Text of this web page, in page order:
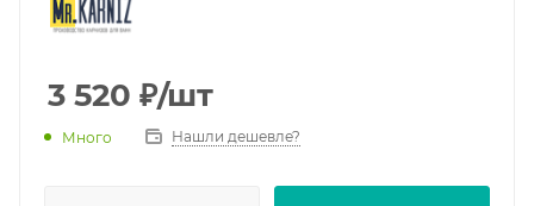
3 520 ₽/шт
Много Нашли дешевле?